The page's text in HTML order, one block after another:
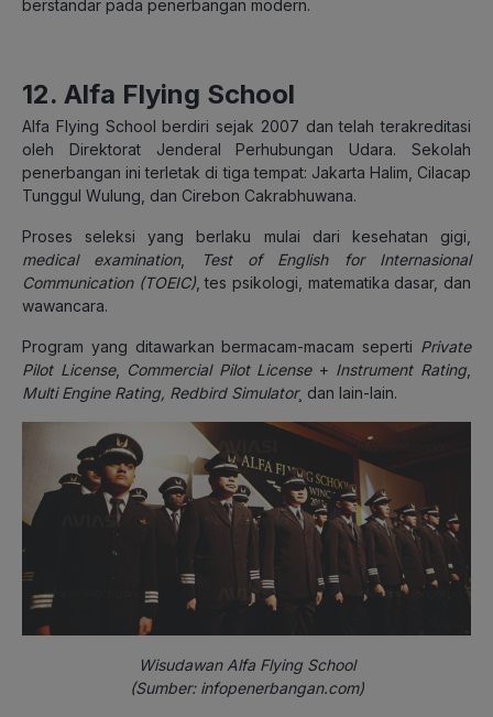
berstandar pada penerbangan modern.
12. Alfa Flying School
Alfa Flying School berdiri sejak 2007 dan telah terakreditasi
oleh Direktorat Jenderal Perhubungan Udara. Sekolah
penerbangan ini terletak di tiga tempat: Jakarta Halim, Cilacap
Tunggul Wulung, dan Cirebon Cakrabhuwana.
Proses seleksi yang berlaku mulai dari kesehatan gigi,
medical examination,
Test of English for Internasional
Communication (TOEIC), tes psikologi, matematika dasar, dan
wawancara.
Program yang ditawarkan bermacam-macam seperti Private
Pilot License, Commercial Pilot License + Instrument Rating
Multi Engine Rating, Redbird Simulator¸ dan lain-lain.
Wisudawan Alfa Flying School
(Sumber: infopenerbangan.com)